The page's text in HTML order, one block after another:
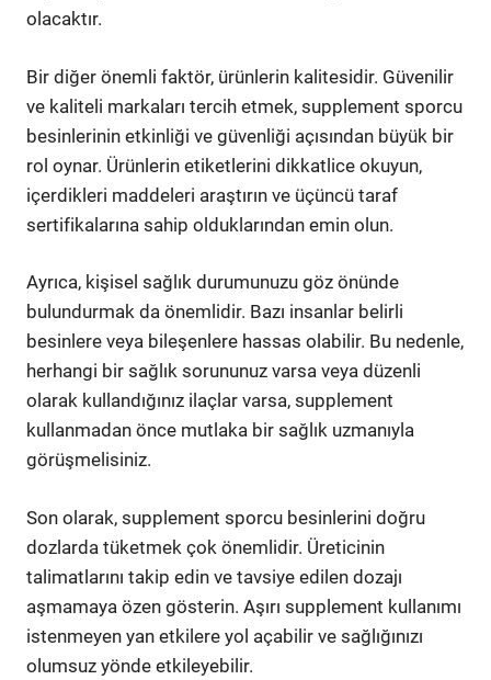
olacaktır.
Bir diğer önemli faktör, ürünlerin kalitesidir. Güvenilir
ve kaliteli markaları tercih etmek, supplement sporcu
besinlerinin etkinliği ve güvenliği açısından büyük bir
rol oynar. Ürünlerin etiketlerini dikkatlice okuyun,
içerdikleri maddeleri araştırın ve üçüncü taraf
sertifikalarına sahip olduklarından emin olun.
Ayrıca, kişisel sağlık durumunuzu göz önünde
bulundurmak da önemlidir. Bazı insanlar belirli
besinlere veya bileşenlere hassas olabilir. Bu nedenle,
herhangi bir sağlık sorununuz varsa veya düzenli
olarak kullandığınız ilaçlar varsa, supplement
kullanmadan önce mutlaka bir sağlık uzmanıyla
görüşmelisiniz.
Son olarak, supplement sporcu besinlerini doğru
dozlarda tüketmek çok önemlidir. Üreticinin
talimatlarını takip edin ve tavsiye edilen dozajı
aşmamaya özen gösterin. Aşırı supplement kullanımı
istenmeyen yan etkilere yol açabilir ve sağlığınızı
olumsuz yönde etkileyebilir.